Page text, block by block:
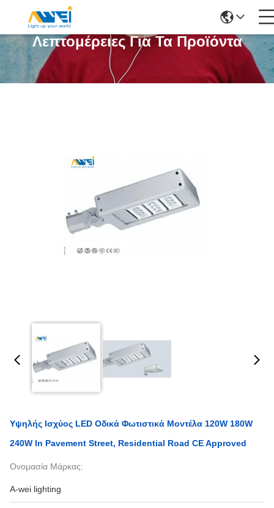
Λεπτομέρειες Για Τα Προϊόντα
Υψηλής Ισχύος LED Οδικά Φωτιστικά Μοντέλα 120W 180W
240W In Pavement Street, Residential Road CE Approved
Ονομασία Μάρκας:
A-wei lighting